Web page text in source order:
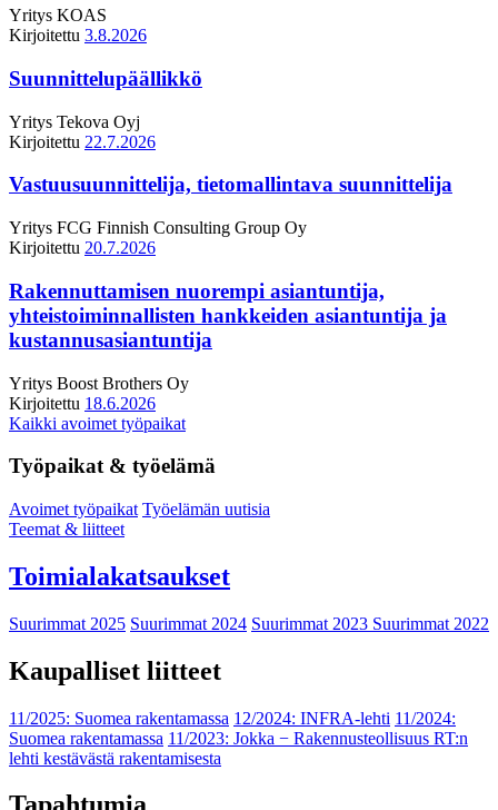
Yritys KOAS
Kirjoitettu 3.8.2026
Suunnittelupäällikkö
Yritys Tekova Oyj
Kirjoitettu 22.7.2026
Vastuusuunnittelija, tietomallintava suunnittelija
Yritys FCG Finnish Consulting Group Oy
Kirjoitettu 20.7.2026
Rakennuttamisen nuorempi asiantuntija,
yhteistoiminnallisten hankkeiden asiantuntija ja
kustannusasiantuntija
Yritys Boost Brothers Oy
Kirjoitettu 18.6.2026
Kaikki avoimet työpaikat
Työpaikat & työelämä
Avoimet työpaikat Työelämän uutisia
Teemat & liitteet
Toimialakatsaukset
Suurimmat 2025 Suurimmat 2024 Suurimmat 2023 Suurimmat 2022
Kaupalliset liitteet
11/2025: Suomea rakentamassa 12/2024: INFRA-lehti 11/2024:
Suomea rakentamassa 11/2023: Jokka − Rakennusteollisuus RT:n
lehti kestävästä rakentamisesta